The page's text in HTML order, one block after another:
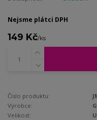
Nejsme plátci DPH
149 Kč/ks
Číslo produktu:
Výrobce:
Velikost: